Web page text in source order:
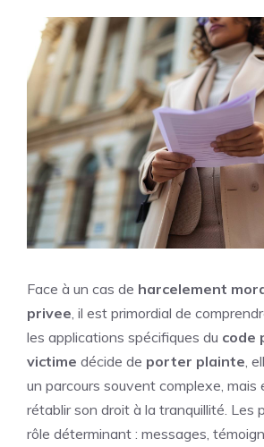
Face à un cas de harcelement
privee , il est primordial de
les applications spécifiques du code
victime décide de porter plainte ,
un parcours souvent complexe, mais
rétablir son droit à la tranquillité. Les
rôle déterminant : messages,